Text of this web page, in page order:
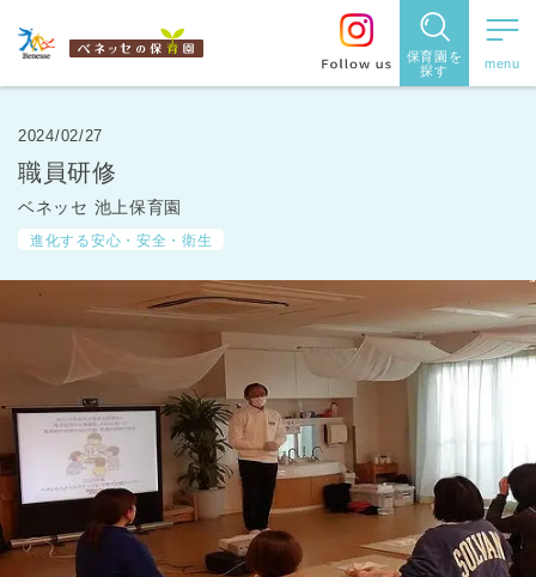
保育園を
探す
保育園を探す
す
都道府県
から探す
東京都
東京都 全域
2024/02/27
職員研修
ベネッセ 池上保育園
進化する安心・安全・衛生